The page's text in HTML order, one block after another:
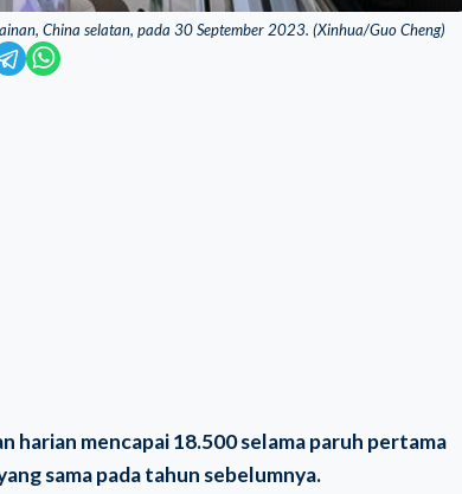
China selatan, pada 30 September 2023. (Xinhua/Guo Cheng)
harian mencapai 18.500 selama paruh pertama
sama pada tahun sebelumnya.